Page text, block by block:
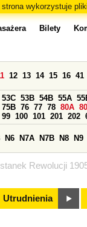
strona wykorzystuje
Rewolucji
Bilety
12 13 14 15 16 41
53C 53B 54B 55A
75B 76 77 78 80A
99 100 101 201 202
N6 N7A N7B N8 N9
Utrudnienia